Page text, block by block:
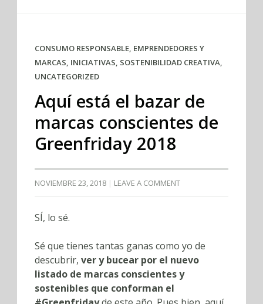
CONSUMO RESPONSABLE, EMPRENDEDORES Y
MARCAS, INICIATIVAS, SOSTENIBILIDAD CREATIVA,
UNCATEGORIZED
Aquí está el bazar de
marcas conscientes de
Greenfriday 2018
NOVIEMBRE 23, 2018 LEAVE A COMMENT
SÍ, lo sé.
Sé que tienes tantas ganas como yo de
descubrir, ver y bucear por el nuevo
listado de marcas conscientes y
sostenibles que conforman el